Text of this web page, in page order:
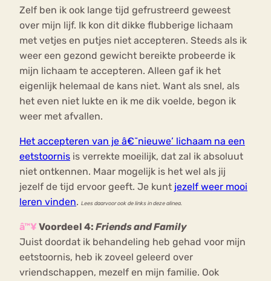
Zelf ben ik ook lange tijd gefrustreerd geweest
over mijn lijf. Ik kon dit dikke flubberige lichaam
met vetjes en putjes niet accepteren. Steeds als ik
weer een gezond gewicht bereikte probeerde ik
mijn lichaam te accepteren. Alleen gaf ik het
eigenlijk helemaal de kans niet. Want als snel, als
het even niet lukte en ik me dik voelde, begon ik
weer met afvallen.
Het accepteren van je â€˜nieuwe’ lichaam na een
eetstoornis is verrekte moeilijk, dat zal ik absoluut
niet ontkennen. Maar mogelijk is het wel als jij
jezelf de tijd ervoor geeft. Je kunt jezelf weer mooi
leren vinden. Lees daarvoor ook de links in deze alinea.
â™¥Voordeel 4: Friends and Family
Juist doordat ik behandeling heb gehad voor mijn
eetstoornis, heb ik zoveel geleerd over
vriendschappen, mezelf en mijn familie. Ook